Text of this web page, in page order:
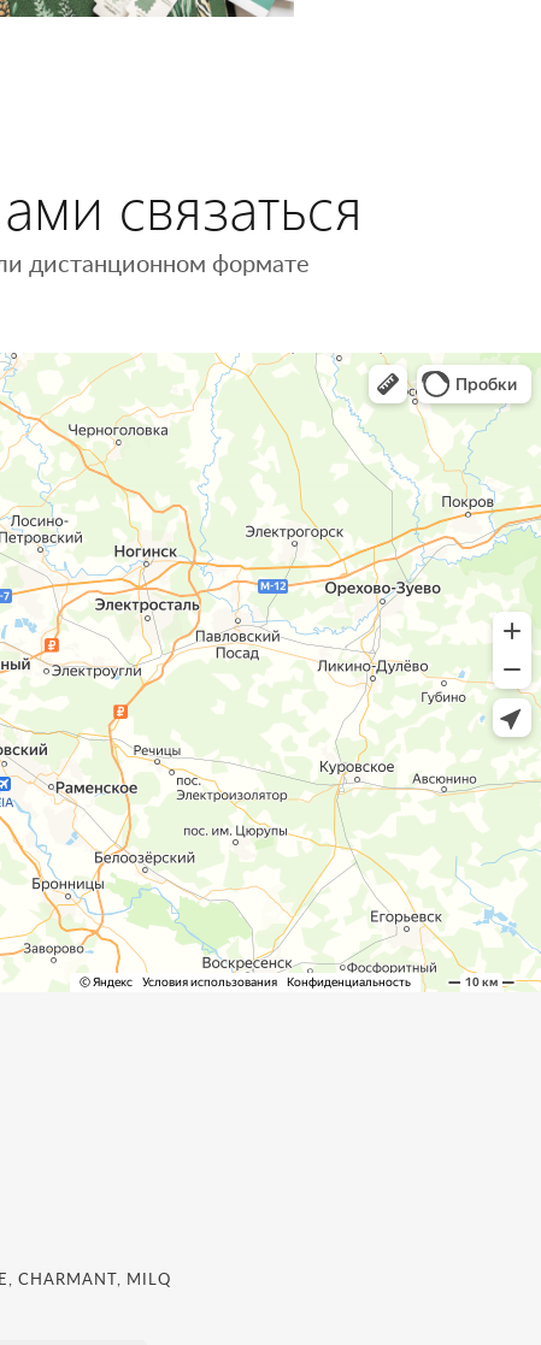
связаться
дистанционном формате
MILQ